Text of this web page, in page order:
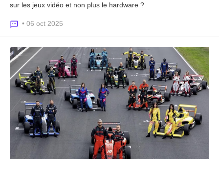
sur les jeux vidéo et non plus le hardware ?
• 06 oct 2025